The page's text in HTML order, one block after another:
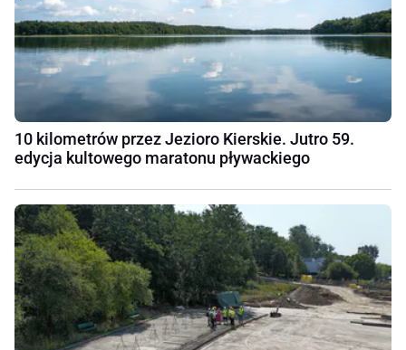
10 kilometrów przez Jezioro Kierskie. Jutro 59.
edycja kultowego maratonu pływackiego